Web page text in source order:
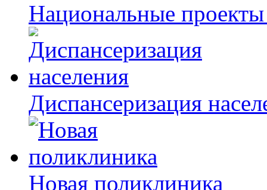
Национальные
Диспансеризация
Новая поликлиника